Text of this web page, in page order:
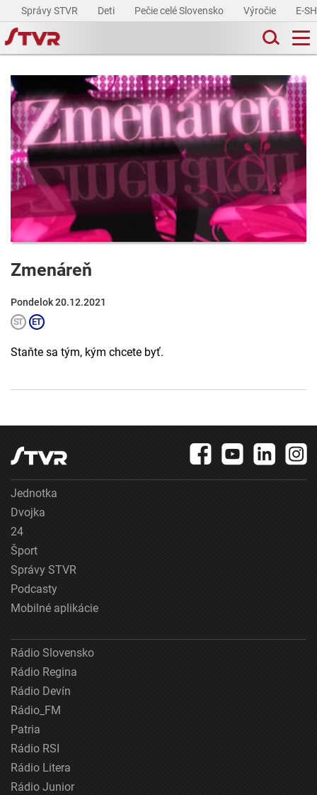
Správy STVR Deti Pečie celé Slovensko Výročie E-
Zmenáreň
Pondelok 20.12.2021
Staňte sa tým, kým chcete byť.
Jednotka
Dvojka
24
Šport
Správy STVR
Podcasty
Mobilné aplikácie
Rádio Slovensko
Rádio Regina
Rádio Devín
Rádio_FM
Patria
Rádio RSI
Rádio Litera
Rádio Junior